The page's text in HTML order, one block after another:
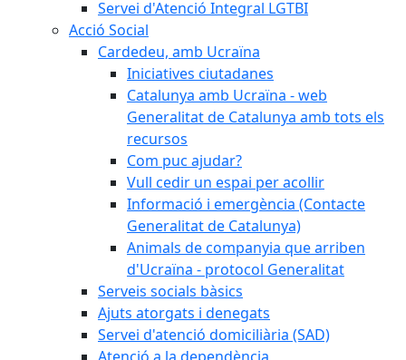
Servei d'Atenció Integral LGTBI
Acció Social
Cardedeu, amb Ucraïna
Iniciatives ciutadanes
Catalunya amb Ucraïna - web
Generalitat de Catalunya amb tots els
recursos
Com puc ajudar?
Vull cedir un espai per acollir
Informació i emergència (Contacte
Generalitat de Catalunya)
Animals de companyia que arriben
d'Ucraïna - protocol Generalitat
Serveis socials bàsics
Ajuts atorgats i denegats
Servei d'atenció domiciliària (SAD)